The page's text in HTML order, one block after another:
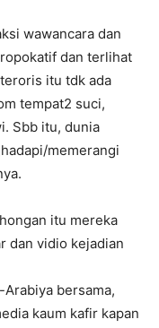
wawancara dan
dan terlihat
itu tdk ada
tempat2 suci,
Sbb itu, dunia
memerangi
itu mereka
dan vidio kejadian
bersama,
kaum kafir kapan